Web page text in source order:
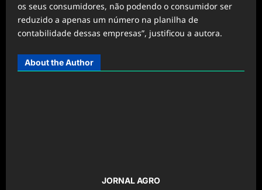
os seus consumidores, não podendo o consumidor ser
reduzido a apenas um número na planilha de
contabilidade dessas empresas”, justificou a autora.
About the Author
JORNAL AGRO